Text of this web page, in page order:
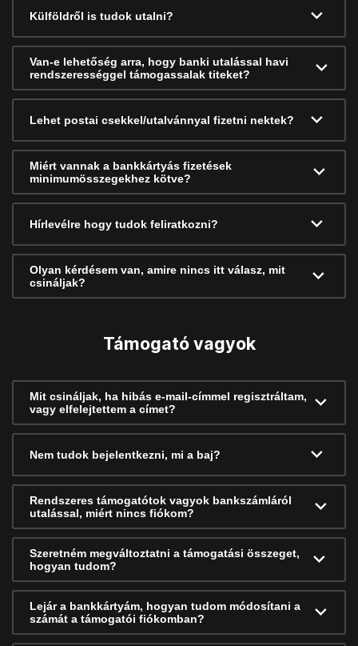
Külföldről is tudok utalni?
Van-e lehetőség arra, hogy banki utalással havi
rendszerességgel támogassalak titeket?
Lehet postai csekkel/utalvánnyal fizetni nektek?
Miért vannak a bankkártyás fizetések
minimumösszegekhez kötve?
Hírlevélre hogy tudok feliratkozni?
Olyan kérdésem van, amire nincs itt válasz, mit
csináljak?
Támogató vagyok
Mit csináljak, ha hibás e-mail-címmel regisztráltam,
vagy elfelejtettem a címet?
Nem tudok bejelentkezni, mi a baj?
Rendszeres támogatótok vagyok bankszámláról
utalással, miért nincs fiókom?
Szeretném megváltoztatni a támogatási összeget,
hogyan tudom?
Lejár a bankkártyám, hogyan tudom módosítani a
számát a támogatói fiókomban?